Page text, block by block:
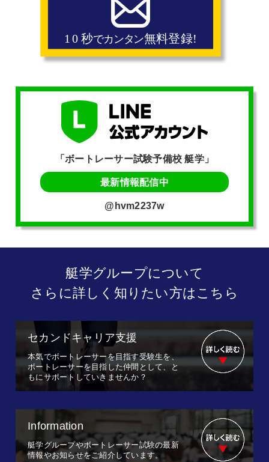
「ボートレーサー試験予備校 艇学」
最新情報配信中
@hvm2237w
艇学グループについて
さらに詳しく知りたい方はこちら
セカンドキャリア支援
本気でボートレーサーを目指す受験生を、
ボートレーサーを目指した仲間として、と
もにサポートしていきませんか？
Information
艇学グループやボートレーサー試験の最新
情報やお知らせをご紹介しています。